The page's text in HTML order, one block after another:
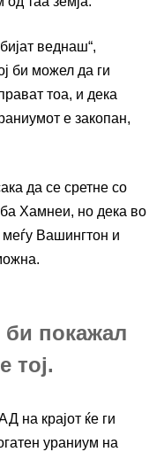
веднаш“,
би можел да ги
тоа, и дека
е закопан,
да се сретне со
Хамнеи, но дека во
меѓу Вашингтон и
би покажал
тој.
на крајот ќе ги
ураниум на